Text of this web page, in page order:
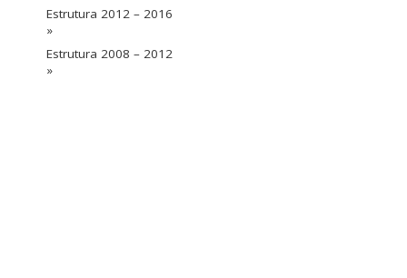
Estrutura 2012 – 2016
»
Estrutura 2008 – 2012
»